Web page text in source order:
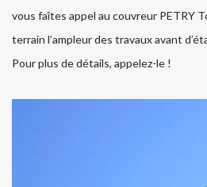
vous faîtes appel au couvreur PETRY
terrain l’ampleur des travaux avant
Pour plus de détails, appelez-le !